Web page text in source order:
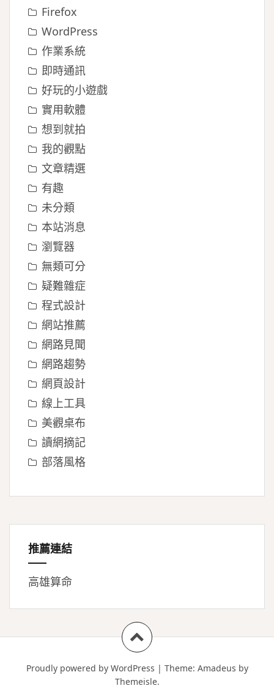
Firefox
WordPress
作業系統
即時通訊
好玩的小遊戲
實用軟體
想到就拍
我的觀點
文章精選
有趣
未分類
本站消息
瀏覽器
無類可分
疑難雜症
程式設計
網站推薦
網路見聞
網路趨勢
網頁設計
線上工具
美觀桌布
讀網摘記
部落風格
推薦連結
高雄算命
Proudly powered by WordPress | Theme: Amadeus by
Themeisle.